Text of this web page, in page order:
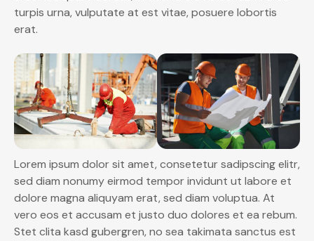
turpis urna, vulputate at est vitae, posuere lobortis
erat.
Lorem ipsum dolor sit amet, consetetur sadipscing elitr,
sed diam nonumy eirmod tempor invidunt ut labore et
dolore magna aliquyam erat, sed diam voluptua. At
vero eos et accusam et justo duo dolores et ea rebum.
Stet clita kasd gubergren, no sea takimata sanctus est